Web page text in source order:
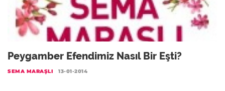
Peygamber Efendimiz Nasıl Bir Eşti?
SEMA MARAŞLI 13-01-2014